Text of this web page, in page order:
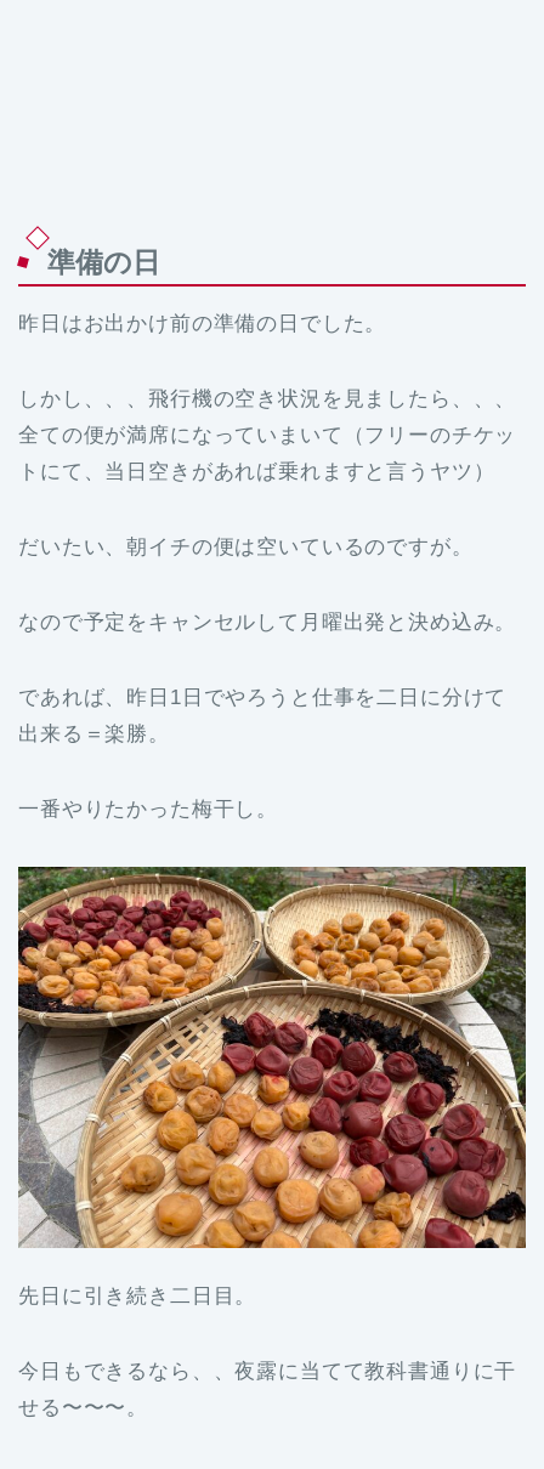
準備の日
昨日はお出かけ前の準備の日でした。
しかし、、、飛行機の空き状況を見ましたら、、、
全ての便が満席になっていまいて（フリーのチケッ
トにて、当日空きがあれば乗れますと言うヤツ）
だいたい、朝イチの便は空いているのですが。
なので予定をキャンセルして月曜出発と決め込み。
であれば、昨日1日でやろうと仕事を二日に分けて
出来る＝楽勝。
一番やりたかった梅干し。
先日に引き続き二日目。
今日もできるなら、、夜露に当てて教科書通りに干
せる〜〜〜。